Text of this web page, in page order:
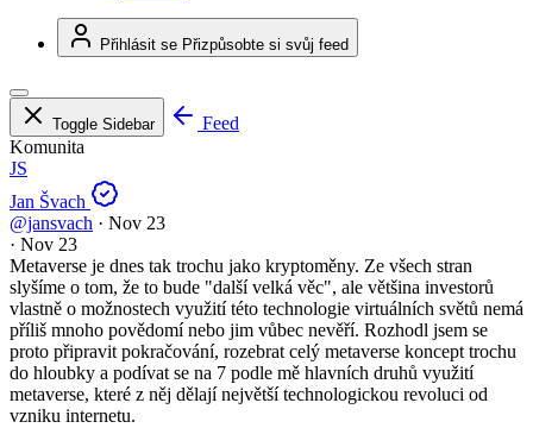
Přihlásit se Přizpůsobte si svůj feed
Toggle Sidebar
Feed
Komunita
JS
Jan Švach
@jansvach · Nov 23
· Nov 23
Metaverse je dnes tak trochu jako kryptoměny. Ze všech stran
slyšíme o tom, že to bude "další velká věc", ale většina investorů
vlastně o možnostech využití této technologie virtuálních světů nemá
příliš mnoho povědomí nebo jim vůbec nevěří. Rozhodl jsem se
proto připravit pokračování, rozebrat celý metaverse koncept trochu
do hloubky a podívat se na 7 podle mě hlavních druhů využití
metaverse, které z něj dělají největší technologickou revoluci od
vzniku internetu.